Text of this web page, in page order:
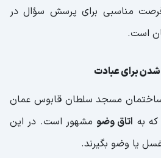
مناسبی برای پرسش سؤال در
است.
شدن برای عبادت
مسجد سلطان قابوس عمان
به اتاق وضو مشهور است. در این
غسل یا وضو بگیرند.